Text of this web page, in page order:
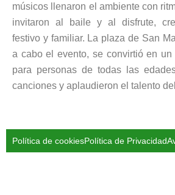
músicos llenaron el ambiente con
invitaron al baile y al disfrute,
festivo y familiar. La plaza de San
a cabo el evento, se convirtió en un
para personas de todas las
canciones y aplaudieron el talento
Política de cookiesPolítica de Privacidad